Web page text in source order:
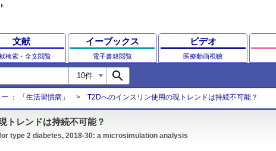
文献
検索・全文閲覧
イーブックス
電子書籍閲覧
ビデオ
医療動画視聴
search
： 「生活習慣病」 T2Dへのインスリン使用の現トレンドは持続不可能？
トレンドは持続不可能？
type 2 diabetes, 2018-30: a microsimulation analysis